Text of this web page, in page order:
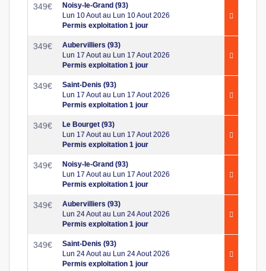
349€
Noisy-le-Grand (93)
Lun 10 Aout au Lun 10 Aout 2026
Permis exploitation 1 jour
349€
Aubervilliers (93)
Lun 17 Aout au Lun 17 Aout 2026
Permis exploitation 1 jour
349€
Saint-Denis (93)
Lun 17 Aout au Lun 17 Aout 2026
Permis exploitation 1 jour
349€
Le Bourget (93)
Lun 17 Aout au Lun 17 Aout 2026
Permis exploitation 1 jour
349€
Noisy-le-Grand (93)
Lun 17 Aout au Lun 17 Aout 2026
Permis exploitation 1 jour
349€
Aubervilliers (93)
Lun 24 Aout au Lun 24 Aout 2026
Permis exploitation 1 jour
349€
Saint-Denis (93)
Lun 24 Aout au Lun 24 Aout 2026
Permis exploitation 1 jour